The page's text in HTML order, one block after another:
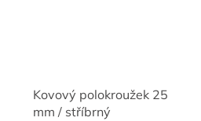
Kovový polokroužek 25
mm / stříbrný